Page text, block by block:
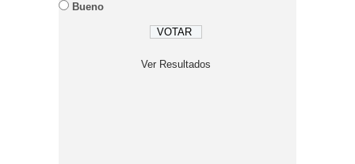
Bueno
Ver Resultados